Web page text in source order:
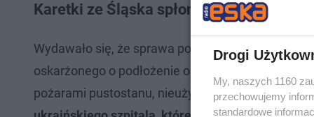
Karetki ze Śląska spłonęły pod
Wydawało się, że sprawa podpaleń w Radłowie
oskarżonego o podłożenie ognia w kilku
pożarami pustostanu, nieużytku rolnego oraz
Drogi
My, naszych 1160
przechowujemy
standardowe